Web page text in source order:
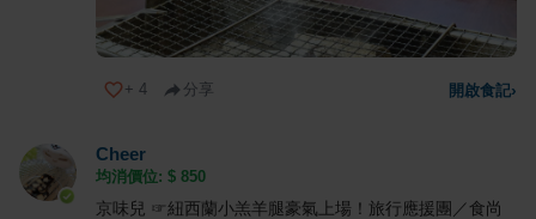
+ 4 分享 開啟食記›
Cheer
均消價位: $ 850
京味兒 ☞紐西蘭小羔羊腿豪氣上場！旅行應援團／食尚